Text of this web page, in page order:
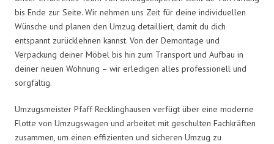
bis Ende zur Seite. Wir nehmen uns Zeit für deine individuellen
Wünsche und planen den Umzug detailliert, damit du dich
entspannt zurücklehnen kannst. Von der Demontage und
Verpackung deiner Möbel bis hin zum Transport und Aufbau in
deiner neuen Wohnung – wir erledigen alles professionell und
sorgfältig.
Umzugsmeister Pfaff Recklinghausen verfügt über eine moderne
Flotte von Umzugswagen und arbeitet mit geschulten Fachkräften
zusammen, um einen effizienten und sicheren Umzug zu